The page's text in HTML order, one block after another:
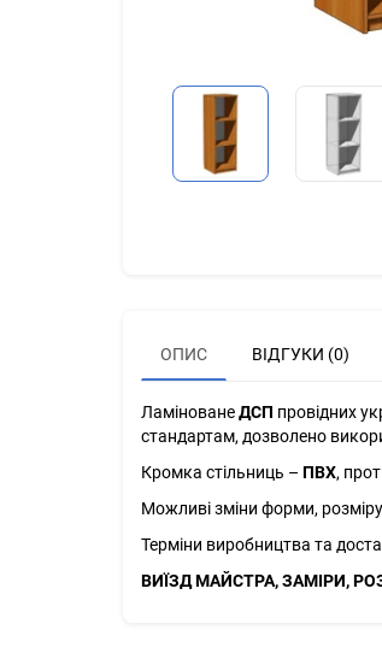
ОПИС ВІДГУКИ (0)
ЛамінованеДСП провідних
стандартам, дозволено
Кромка стільниць – ПВХ,
Можливі зміни форми,
Терміни виробництва та
ВИЇЗД МАЙСТРА, ЗАМІРИ,